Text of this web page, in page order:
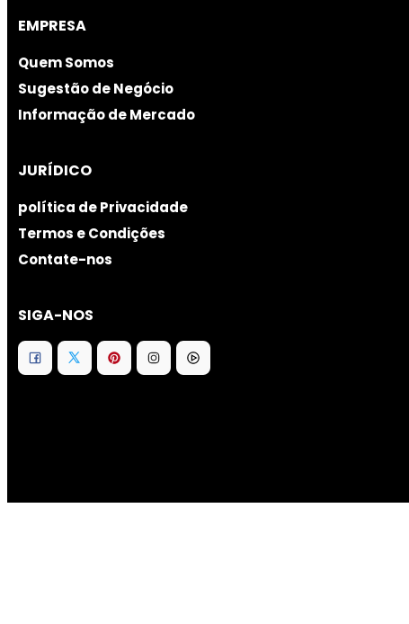
EMPRESA
Quem Somos
Sugestão de Negócio
Informação de Mercado
JURÍDICO
política de Privacidade
Termos e Condições
Contate-nos
SIGA-NOS